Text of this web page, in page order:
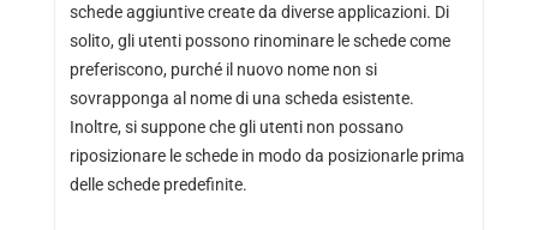
schede aggiuntive create da diverse applicazioni. Di
solito, gli utenti possono rinominare le schede come
preferiscono, purché il nuovo nome non si
sovrapponga al nome di una scheda esistente.
Inoltre, si suppone che gli utenti non possano
riposizionare le schede in modo da posizionarle prima
delle schede predefinite.